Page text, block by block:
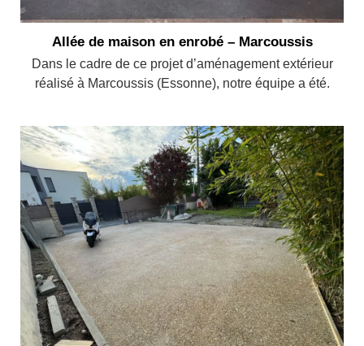
Allée de maison en enrobé – Marcoussis
Dans le cadre de ce projet d’aménagement extérieur
réalisé à Marcoussis (Essonne), notre équipe a été.